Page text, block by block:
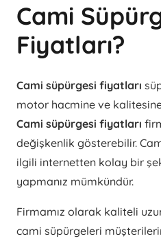
Cami
Fiyatları?
Cami süpürgesi fiyatları
motor hacmine ve
Cami süpürgesi fiyatları
değişkenlik gösterebilir.
ilgili internetten kolay bir
yapmanız mümkündür.
Firmamız olarak kaliteli
cami süpürgeleri